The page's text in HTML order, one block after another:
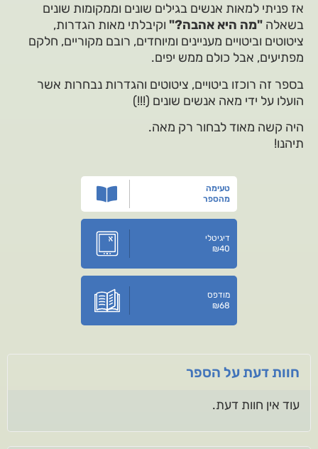
אז פניתי למאות אנשים בגילים שונים וממקומות שונים
בשאלה "מה היא אהבה?" וקיבלתי מאות הגדרות,
ציטוטים וביטויים מעניינים ומיוחדים, רובם מקוריים, חלקם
מפתיעים, אבל כולם ממש יפים.
בספר זה רוכזו ביטויים, ציטוטים והגדרות נבחרות אשר
הועלו על ידי מאה אנשים שונים (!!!)
היה קשה מאוד לבחור רק מאה.
תיהנו!
טעימה
מהספר
דיגיטלי
₪40
מודפס
₪68
חוות דעת על הספר
עוד אין חוות דעת.